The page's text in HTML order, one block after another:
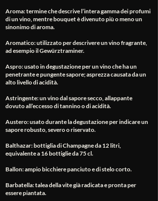
Aroma: termine che descrive l’intera gamma dei profumi
di un vino, mentre bouquet è divenuto più o meno un
sinonimo di aroma.
Aromatico: utilizzato per descrivere un vino fragrante,
ad esempio il Gewürztraminer.
Aspro: usato in degustazione per un vino che ha un
penetrante e pungente sapore; asprezza causata da un
alto livello di acidità.
Astringente: un vino dal sapore secco, allappante
dovuto all’eccesso di tannino o di acidità.
Austero: usato durante la degustazione per indicare un
sapore robusto, severo o riservato.
Balthazar: bottiglia di Champagne da 12 litri,
equivalente a 16 bottiglie da 75 cl.
Ballon: ampio bicchiere panciuto e di stelo corto.
Barbatella: talea della vite già radicata e pronta per
essere piantata.